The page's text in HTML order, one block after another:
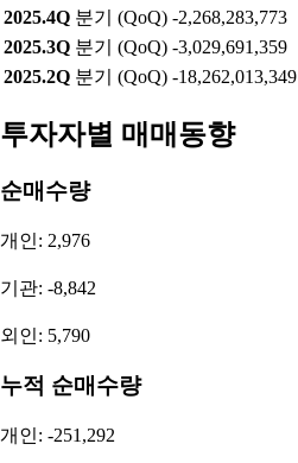
2025.4Q 분기 (QoQ) -2,268,283,773
2025.3Q 분기 (QoQ) -3,029,691,359
2025.2Q 분기 (QoQ) -18,262,013,349
투자자별 매매동향
순매수량
개인: 2,976
기관: -8,842
외인: 5,790
누적 순매수량
개인: -251,292